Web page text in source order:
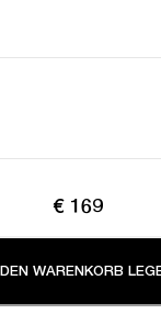
€ 169
WARENKORB